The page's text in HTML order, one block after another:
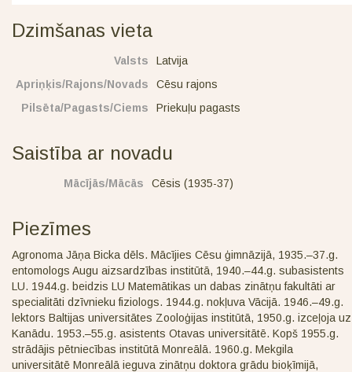
Dzimšanas vieta
Valsts
Latvija
Apriņķis/Rajons/Novads
Cēsu rajons
Pilsēta/Pagasts/Ciems
Priekuļu pagasts
Saistība ar novadu
Mācījās/Mācās Cēsis (1935-37)
Piezīmes
Agronoma Jāņa Bicka dēls. Mācījies Cēsu ģimnāzijā, 1935.–37.g.
entomologs Augu aizsardzības institūtā, 1940.–44.g. subasistents
LU. 1944.g. beidzis LU Matemātikas un dabas zinātņu fakultāti ar
specialitāti dzīvnieku fiziologs. 1944.g. nokļuva Vācijā. 1946.–49.g.
lektors Baltijas universitātes Zooloģijas institūtā, 1950.g. izceļoja uz
Kanādu. 1953.–55.g. asistents Otavas universitātē. Kopš 1955.g.
strādājis pētniecības institūtā Monreālā. 1960.g. Mekgila
universitātē Monreālā ieguva zinātņu doktora grādu bioķīmijā,